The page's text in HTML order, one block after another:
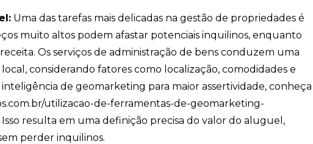
Uma das tarefas mais delicadas na gestão de propriedades é
muito altos podem afastar potenciais inquilinos, enquanto
Os serviços de administração de bens conduzem uma
considerando fatores como localização, comodidades e
de geomarketing para maior assertividade, conheça
utilizacao-de-ferramentas-de-geomarketing-
resulta em uma definição precisa do valor do aluguel,
perder inquilinos.